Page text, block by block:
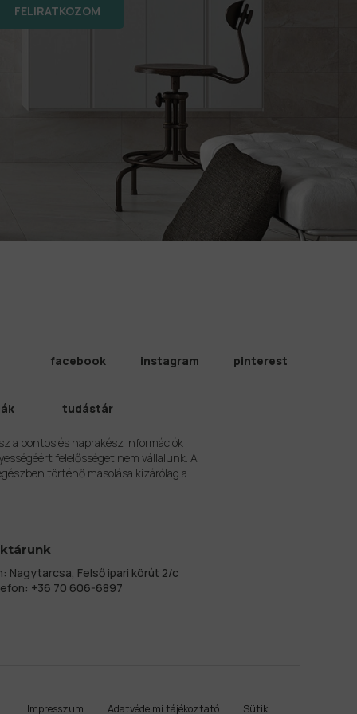
FELIRATKOZOM
facebook instagram pinterest
tudástár
a pontos és naprakész információk
felelősséget nem vállalunk. A
történő másolása kizárólag a
Nagytarcsa, Felső ipari körút 2/c
+36 70 606-6897
Impresszum Adatvédelmi tájékoztató Sütik